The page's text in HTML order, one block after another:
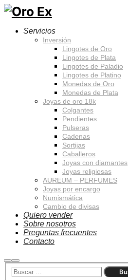
Servicios
Inversión
Lingotes de Oro
Lingotes de Plata
Lingotes de Paladio
Lingotes de Platino
Monedas de Oro
Monedas de Plata
Joyas de oro 18k
Colgantes
Pendientes
Pulseras
Cadenas
Sortijas
Caballeros
Joyas con diamantes
Joyas religiosas
AUREUM – PERFUMES
Joyas por encargo
Numismática
Cambio de divisas
Quiero vender
Sobre nosotros
Preguntas frecuentes
Contacto